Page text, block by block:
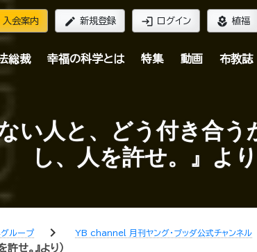
入会案内 edit 新規登録 login ログイン local_florist 植福
総裁 幸福の科学とは 特集 動画 布教誌
い人と、どう付き合
し、人を許せ。』より
ループ chevron_right YB channel 月刊ヤング・ブッダ公式チャンネル
せ。』より）